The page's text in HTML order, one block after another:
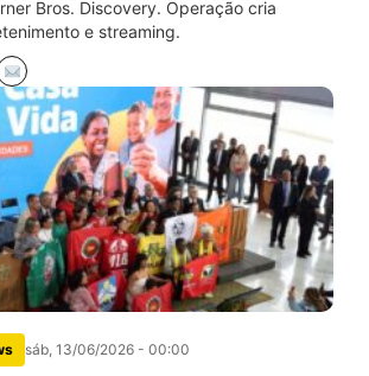
Bros. Discovery. Operação cria
e streaming.
sáb, 13/06/2026 - 00:00